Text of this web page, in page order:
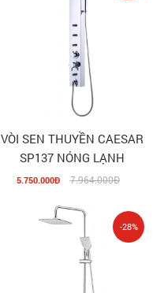
VÒI SEN THUYỀN CAESAR
SP137 NÓNG LẠNH
5.750.000Đ 7.964.000Đ
-28%